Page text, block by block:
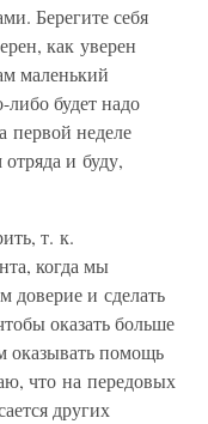
Берегите себя
как уверен
маленький
будет надо
неделе
и буду,
т. к.
когда мы
доверие и сделать
оказать больше
помощь
что на передовых
других